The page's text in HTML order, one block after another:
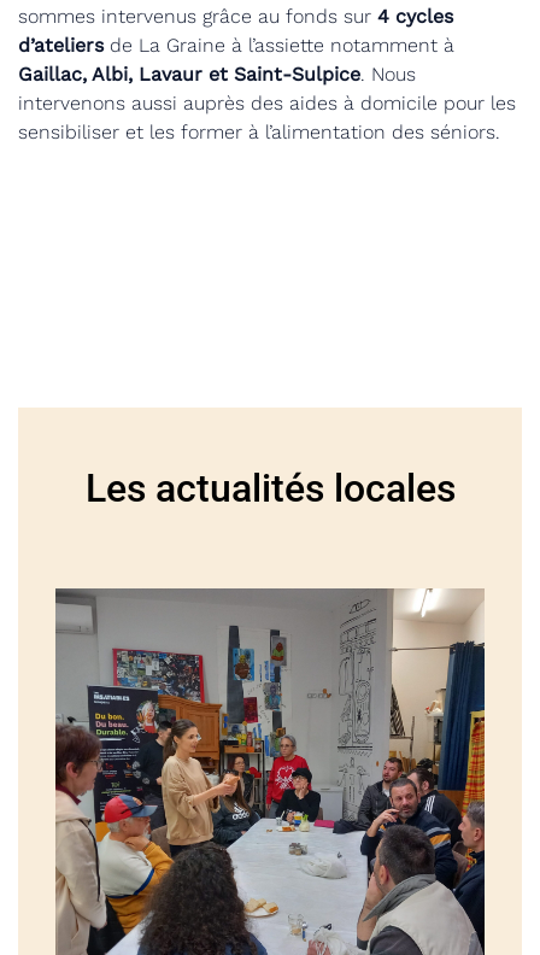
sommes intervenus grâce au fonds sur 4 cycles
d’ateliersde La Graine à l’assiette notamment à
Gaillac, Albi, Lavaur et Saint-Sulpice. Nous
intervenons aussi auprès des aides à domicile pour les
sensibiliser et les former à l’alimentation des séniors.
Les actualités locales